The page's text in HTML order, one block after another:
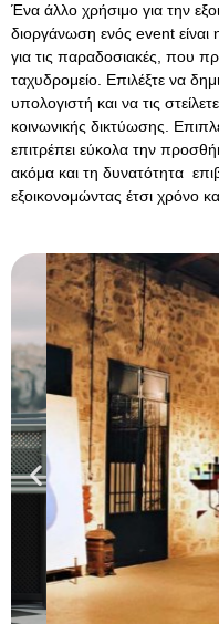
Ένα άλλο χρήσιμο για την
διοργάνωση ενός event
για τις παραδοσιακές, που
ταχυδρομείο. Επιλέξτε να
υπολογιστή και να τις
κοινωνικής δικτύωσης.
επιτρέπει εύκολα την
ακόμα και τη δυνατότητα
εξοικονομώντας έτσι χρόνο